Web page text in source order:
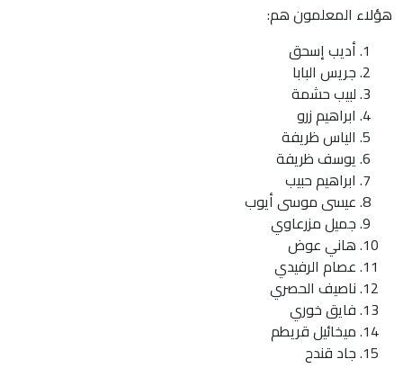
هؤلاء المعلمون هم:
أديب إسحق
جريس البابا
لبيب حشمة
ابراهيم زرو
الياس ظريفة
يوسف ظريفة
ابراهيم حبيب
عيسى موسى أيوب
جميل مزرعاوي
هاني عوض
عصام الرفيدي
ناصيف الحصري
فايق خوري
ميخائيل قريطم
جاد قندح